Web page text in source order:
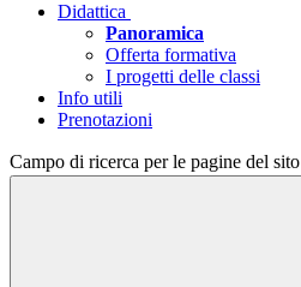
Didattica
Panoramica
Offerta formativa
I progetti delle classi
Info utili
Prenotazioni
Campo di ricerca per le pagine del sito